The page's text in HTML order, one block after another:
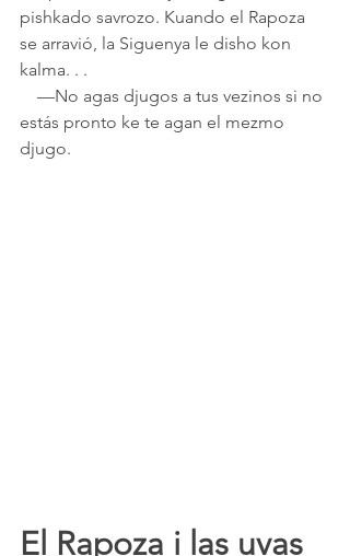
pishkado savrozo. Kuando el Rapoza
se arravió, la Siguenya le disho kon
kalma. . .
estás pronto ke te agan el mezmo
djugo.
El Rapoza i las uvas